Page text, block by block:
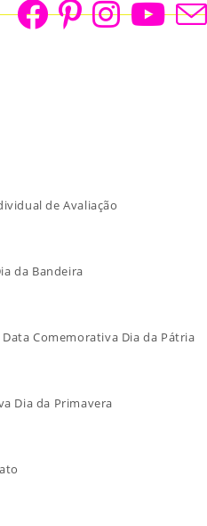
de Avaliação
da Bandeira
Data Comemorativa Dia da Pátria
Dia da Primavera